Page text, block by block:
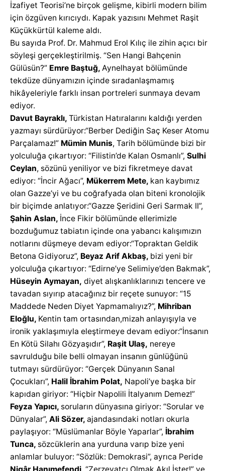
İzafiyet Teorisi’ne birçok gelişme, kibirli modern bilim
için özgüven kırıcıydı. Kapak yazısını Mehmet Raşit
Küçükkürtül kaleme aldı.
Bu sayıda Prof. Dr. Mahmud Erol Kılıç ile zihin açıcı bir
söyleşi gerçekleştirilmiş. “Sen Hangi Bahçenin
Gülüsün?” Emre Baştuğ, Aynelhayat bölümünde
tekdüze dünyamızın içinde sıradanlaşmamış
hikâyeleriyle farklı insan portreleri sunmaya devam
ediyor.
Davut Bayraklı, Türkistan Hatıralarını kaldığı yerden
yazmayı sürdürüyor:“Berber Dediğin Saç Keser Atomu
Parçalamaz!” Mümin Munis, Tarih bölümünde bizi bir
yolculuğa çıkartıyor: “Filistin’de Kalan Osmanlı”, Sulhi
Ceylan, sözünü yeniliyor ve bizi fikretmeye davat
ediyor: “İncir Ağacı”, Mükerrem Mete, kan kaybımız
olan Gazze’yi ve bu coğrafyada olan biteni kronolojik
bir biçimde anlatıyor:“Gazze Şeridini Geri Sarmak II”,
Şahin Aslan, İnce Fikir bölümünde ellerimizle
bozduğumuz tabiatın içinde ona yabancı kalışımızın
notlarını düşmeye devam ediyor:“Topraktan Geldik
Betona Gidiyoruz”, Beyaz Arif Akbaş, bizi yeni bir
yolculuğa çıkartıyor: “Edirne’ye Selimiye’den Bakmak”,
Hüseyin Aymayan, diyet alışkanlıklarınızı tencere ve
tavadan sıyırıp atacağınız bir reçete sunuyor: “15
Maddede Neden Diyet Yapmamalıyız?”, Mihriban
Eloğlu, Kentin tam ortasından,mizah anlayışıyla ve
ironik yaklaşımıyla eleştirmeye devam ediyor:“İnsanın
En Kötü Silahı Gözyaşıdır”, Raşit Ulaş, nereye
savrulduğu bile belli olmayan insanın günlüğünü
tutmayı sürdürüyor: “Gerçek Dünyanın Sanal
Çocukları”, Halil İbrahim Polat, Napoli’ye başka bir
kapıdan giriyor: “Hiçbir Napolili İtalyanım Demez!”
Feyza Yapıcı, soruların dünyasına giriyor: “Sorular ve
Dünyalar”, Ali Sözer, ajandasındaki notları okurla
paylaşıyor: “Müslümanlar Böyle Yaparlar”, İbrahim
Tunca, sözcüklerin ana yurduna varıp bize yeni
anlamlar buluyor: “Sözlük: Demokrasi”, ayrıca Peride